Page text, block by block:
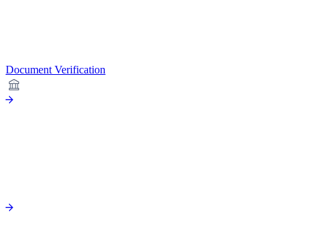
Document Verification